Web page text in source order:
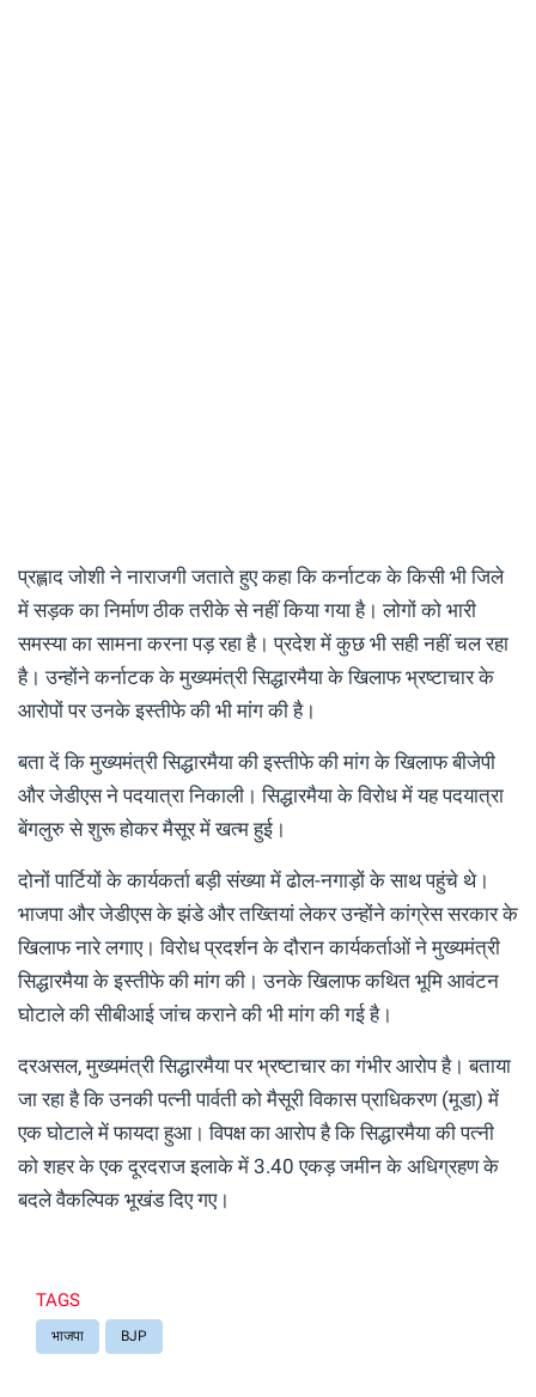
प्रह्लाद जोशी ने नाराजगी जताते हुए कहा कि कर्नाटक के किसी भी जिले
में सड़क का निर्माण ठीक तरीके से नहीं किया गया है। लोगों को भारी
समस्या का सामना करना पड़ रहा है। प्रदेश में कुछ भी सही नहीं चल रहा
है। उन्होंने कर्नाटक के मुख्यमंत्री सिद्धारमैया के खिलाफ भ्रष्टाचार के
आरोपों पर उनके इस्तीफे की भी मांग की है।
बता दें कि मुख्यमंत्री सिद्धारमैया की इस्तीफे की मांग के खिलाफ बीजेपी
और जेडीएस ने पदयात्रा निकाली। सिद्धारमैया के विरोध में यह पदयात्रा
बेंगलुरु से शुरू होकर मैसूर में खत्म हुई।
दोनों पार्टियों के कार्यकर्ता बड़ी संख्या में ढोल-नगाड़ों के साथ पहुंचे थे।
भाजपा और जेडीएस के झंडे और तख्तियां लेकर उन्होंने कांग्रेस सरकार के
खिलाफ नारे लगाए। विरोध प्रदर्शन के दौरान कार्यकर्ताओं ने मुख्यमंत्री
सिद्धारमैया के इस्तीफे की मांग की। उनके खिलाफ कथित भूमि आवंटन
घोटाले की सीबीआई जांच कराने की भी मांग की गई है।
दरअसल, मुख्यमंत्री सिद्धारमैया पर भ्रष्टाचार का गंभीर आरोप है। बताया
जा रहा है कि उनकी पत्नी पार्वती को मैसूरी विकास प्राधिकरण (मूडा) में
एक घोटाले में फायदा हुआ। विपक्ष का आरोप है कि सिद्धारमैया की पत्नी
को शहर के एक दूरदराज इलाके में 3.40 एकड़ जमीन के अधिग्रहण के
बदले वैकल्पिक भूखंड दिए गए।
TAGS
भाजपा BJP